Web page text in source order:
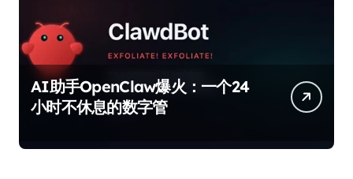
AI助手OpenClaw爆火：一个24
小时不休息的数字管